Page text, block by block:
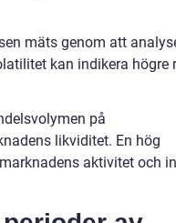
mäts genom att
kan indikera högre
på
likviditet. En hög
aktivitet och